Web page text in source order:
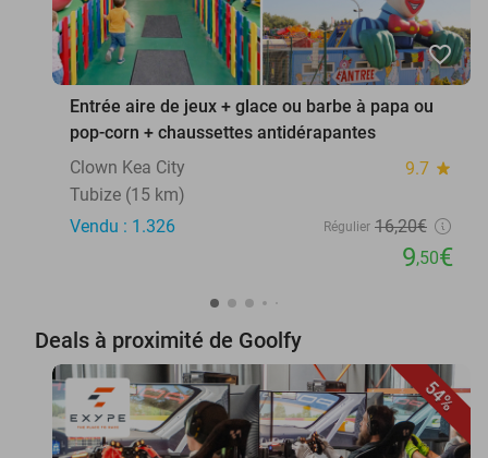
favorite_border
Entrée aire de jeux + glace ou barbe à papa ou
pop-corn + chaussettes antidérapantes
Clown Kea City
9.7 star
Tubize (15 km)
Vendu : 1.326
Régulier 16,20€
9,50€
Deals à proximité de Goolfy
54%